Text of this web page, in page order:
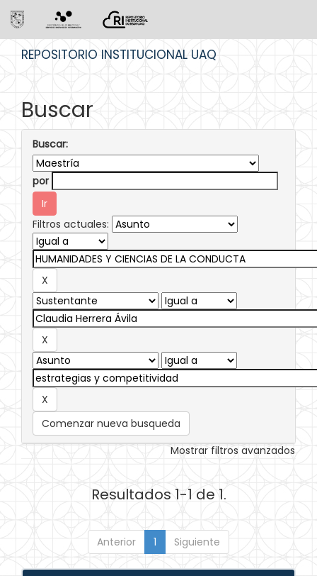
REPOSITORIO INSTITUCIONAL UAQ
Buscar
Buscar:
por
Filtros actuales:
Comenzar nueva busqueda
Mostrar filtros avanzados
Resultados 1-1 de 1.
Anterior 1 Siguiente